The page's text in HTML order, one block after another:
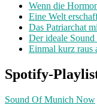
Wenn die
Eine Welt
Das Patriarchat
Der ideale
Einmal kurz raus
Spotify-
Sound Of Munich Now